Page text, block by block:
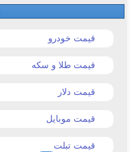
قیمت خودرو
قیمت طلا و سکه
قیمت دلار
قیمت موبایل
قیمت تبلت